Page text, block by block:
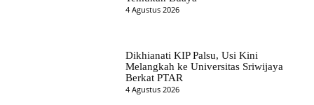
4 Agustus 2026
Dikhianati KIP Palsu, Usi Kini
Melangkah ke Universitas Sriwijaya
Berkat PTAR
4 Agustus 2026